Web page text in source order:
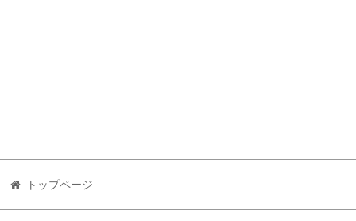
トップページ